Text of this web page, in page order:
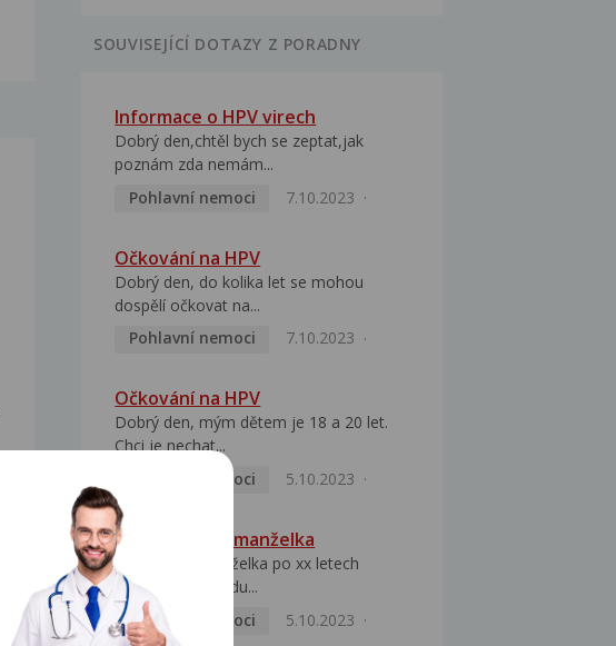
SOUVISEJÍCÍ DOTAZY Z PORADNY
Informace o HPV virech
Dobrý den,chtěl bych se zeptat,jak
poznám zda nemám...
Pohlavní nemoci
7.10.2023
Očkování na HPV
Dobrý den, do kolika let se mohou
dospělí očkovat na...
Pohlavní nemoci
7.10.2023
Očkování na HPV
Dobrý den, mým dětem je 18 a 20 let.
Chci je nechat...
Pohlavní nemoci
5.10.2023
HPV pozitivní manželka
Dobrý den, manželka po xx letech
přivezla z Východu...
Pohlavní nemoci
5.10.2023